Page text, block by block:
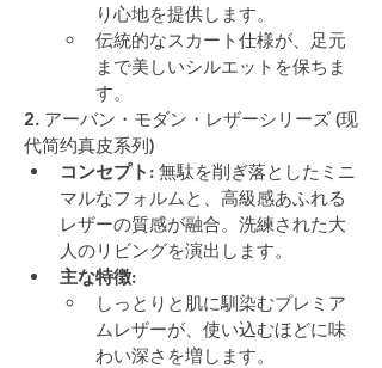
り心地を提供します。
伝統的なスカート仕様が、足元
まで美しいシルエットを保ちま
す。
2. アーバン・モダン・レザーシリーズ (现
代简约真皮系列)
コンセプト : 無駄を削ぎ落としたミニ
マルなフォルムと、高級感あふれる
レザーの質感が融合。洗練された大
人のリビングを演出します。
主な特徴:
しっとりと肌に馴染むプレミア
ムレザーが、使い込むほどに味
わい深さを増します。